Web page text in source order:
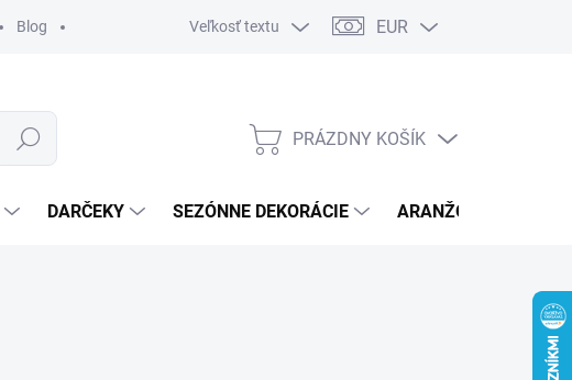
Blog Veľkosť textu EUR
Hľadať
NÁKUPNÝ
PRÁZDNY KOŠÍK
DARČEKY SEZÓNNE DEKORÁCIE ARANŽOVACÍ